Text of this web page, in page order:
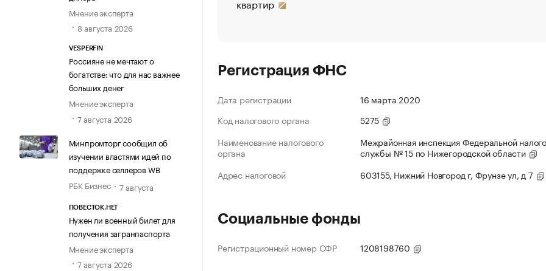
Мнение эксперта
8 августа 2026
VESPERFIN
Россияне не мечтают о
богатстве: что для нас важнее
больших денег
Мнение эксперта
7 августа 2026
Минпромторг сообщил об
изучении властями идей по
поддержке селлеров WB
РБК Бизнес
7 августа
ПОВЕСТОК.НЕТ
Нужен ли военный билет для
получения загранпаспорта
Мнение эксперта
7 августа 2026
квартир
Регистрация ФНС
Дата регистрации
16 марта 2020
Код налогового органа
5275
Наименование налогового
органа
Межрайонная инспекция Федеральной
службы № 15 по Нижегородской области
Адрес налоговой
603155, Нижний Новгород г, Фрунзе ул, д 7
Социальные фонды
Регистрационный номер СФР 1208198760